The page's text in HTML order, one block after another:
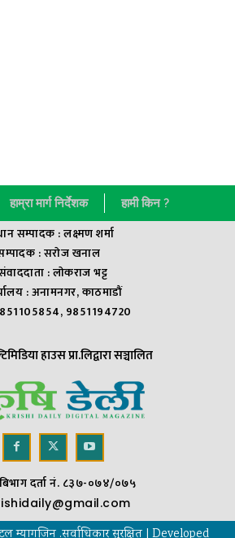
हाम्रा मार्ग निर्देशक हामी किन ?
सम्पादक : लक्ष्मण शर्मा
: सराेज खनाल
: लाेकराज भट्ट
: अनामनगर, काठमाडौं
9851194720
हाउस प्रा.लिद्वारा सञ्चालित
दर्ता नं. ८३७-०७४/०७५